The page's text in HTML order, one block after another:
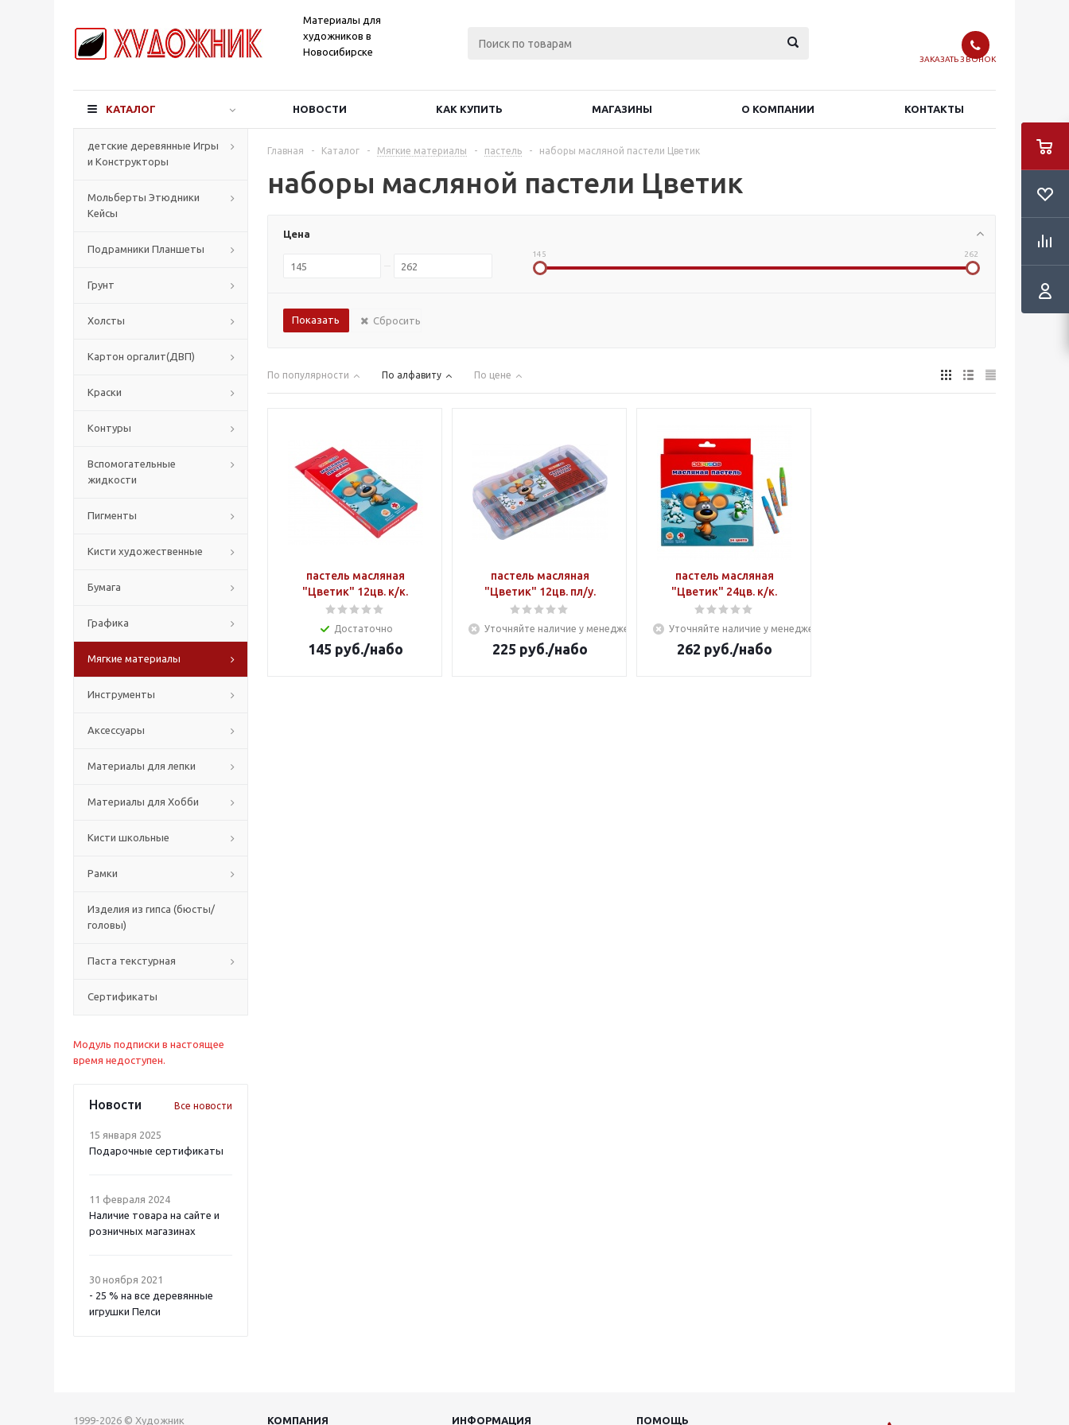
Материалы для
художников в
Новосибирске
ЗАКАЗАТЬ ЗВОНОК
КАТАЛОГ НОВОСТИ КАК КУПИТЬ МАГАЗИНЫ О КОМПАНИИ КОНТАКТЫ
детские деревянные Игры
и Конструкторы
Мольберты Этюдники
Кейсы
Подрамники Планшеты
Грунт
Холсты
Картон оргалит(ДВП)
Краски
Контуры
Вспомогательные
жидкости
Пигменты
Кисти художественные
Бумага
Графика
Мягкие материалы
Инструменты
Аксессуары
Материалы для лепки
Материалы для Хобби
Кисти школьные
Рамки
Изделия из гипса (бюсты/
головы)
Паста текстурная
Сертификаты
Модуль подписки в настоящее
время недоступен.
Новости Все новости
15 января 2025
Подарочные сертификаты
11 февраля 2024
Наличие товара на сайте и
розничных магазинах
30 ноября 2021
- 25 % на все деревянные
игрушки Пелси
Главная - Каталог - Мягкие материалы - пастель - наборы масляной пастели Цветик
наборы масляной пастели Цветик
Цена
145 262
Сбросить
По популярности По алфавиту По цене
пастель масляная
"Цветик" 12цв. к/к.
Достаточно
145 руб./набо
пастель масляная
"Цветик" 12цв. пл/у.
Уточняйте наличие у менеджера
225 руб./набо
пастель масляная
"Цветик" 24цв. к/к.
Уточняйте наличие у менеджера
262 руб./набо
1999-2026 © Художник КОМПАНИЯ ИНФОРМАЦИЯ ПОМОЩЬ